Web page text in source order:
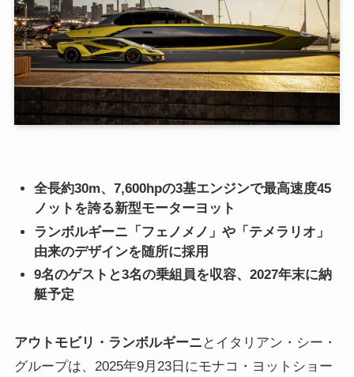
全長約30m、7,600hpの3基エンジンで最高速度45
ノットを誇る新型モーターヨット
ランボルギーニ「フェノメノ」や「テメラリオ」
由来のデザインを随所に採用
9名のゲストと3名の乗組員を収容、2027年末に納
艇予定
アウトモビリ・ランボルギーニ とイタリアン・シー・
グループは、2025年9月23日にモナコ・ヨットショー